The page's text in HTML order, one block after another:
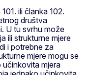
ili članka 102.
društva
U tu svrhu može
ili strukturne mjere
i potrebne za
mjere mogu se
mjera